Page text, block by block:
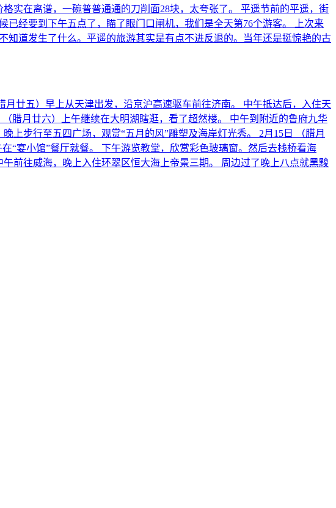
实在离谱，一碗普普通通的刀削面28块，太夸张了。 平遥节前的平遥，街
经要到下午五点了，瞄了眼门口闸机，我们是全天第76个游客。 上次来
道发生了什么。平遥的旅游其实是有点不进反退的。当年还是挺惊艳的古
廿五）早上从天津出发，沿京沪高速驱车前往济南。 中午抵达后，入住天
腊月廿六）上午继续在大明湖瞎逛，看了超然楼。 中午到附近的鲁府九华
上步行至五四广场，观赏“五月的风”雕塑及海岸灯光秀。 2月15日 （腊月
“宴小馆”餐厅就餐。 下午游览教堂，欣赏彩色玻璃窗。然后去栈桥看海
前往威海，晚上入住环翠区恒大海上帝景三期。 周边过了晚上八点就黑黢